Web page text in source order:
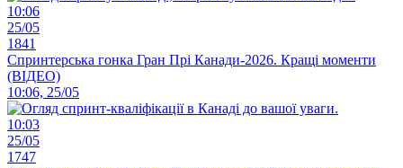
10:06
25/05
1841
Спринтерська гонка Гран Прі Канади-2026. Кращі моменти
(ВІДЕО)
10:06, 25/05
10:03
25/05
1747